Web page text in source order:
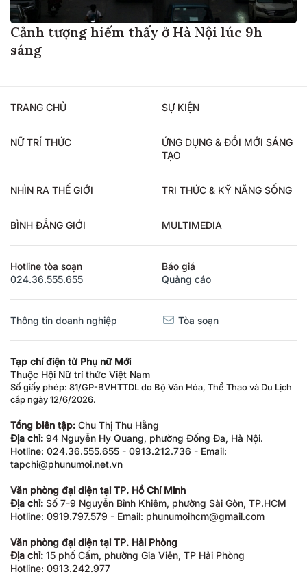
Cảnh tượng hiếm thấy ở Hà Nội lúc 9h
sáng
TRANG CHỦ SỰ KIỆN
NỮ TRÍ THỨC
ỨNG DỤNG & ĐỔI MỚI SÁNG
TẠO
NHÌN RA THẾ GIỚI TRI THỨC & KỸ NĂNG SỐNG
BÌNH ĐẲNG GIỚI MULTIMEDIA
Hotline tòa soạn
024.36.555.655
Báo giá
Quảng cáo
Thông tin doanh nghiệp Tòa soạn
Tạp chí điện tử Phụ nữ Mới
Thuộc Hội Nữ trí thức Việt Nam
Số giấy phép: 81/GP-BVHTTDL do Bộ Văn Hóa, Thể Thao và Du Lịch
cấp ngày 12/6/2026.
Tổng biên tập: Chu Thị Thu Hằng
Địa chỉ: 94 Nguyễn Hy Quang, phường Đống Đa, Hà Nội.
Hotline: 024.36.555.655 - 0913.212.736 - Email:
tapchi@phunumoi.net.vn
Văn phòng đại diện tại TP. Hồ Chí Minh
Địa chỉ: Số 7-9 Nguyễn Bỉnh Khiêm, phường Sài Gòn, TP.HCM
Hotline: 0919.797.579 - Email: phunumoihcm@gmail.com
Văn phòng đại diện tại TP. Hải Phòng
Địa chỉ: 15 phố Cấm, phường Gia Viên, TP Hải Phòng
Hotline: 0913.242.977